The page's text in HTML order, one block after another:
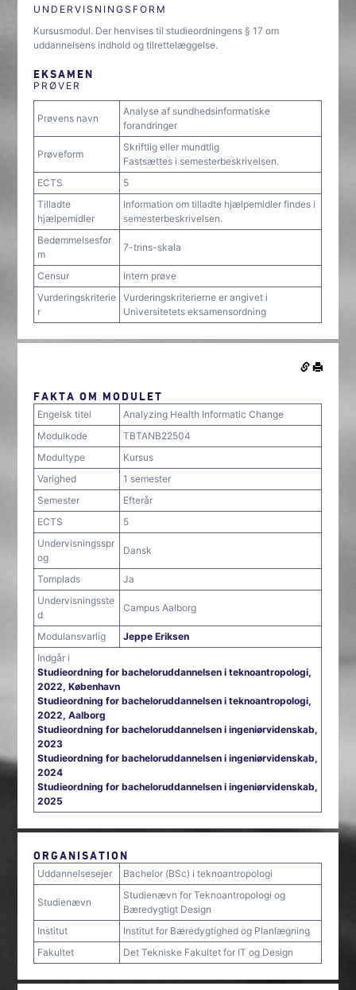
UNDERVISNINGSFORM
Kursusmodul. Der henvises til studieordningens § 17 om
uddannelsens indhold og tilrettelæggelse.
EKSAMEN
PRØVER
Prøvens navn
Analyse af sundhedsinformatiske
forandringer
Prøveform
Skriftlig eller mundtlig
Fastsættes i semesterbeskrivelsen.
ECTS
5
Tilladte
hjælpemidler
Information om tilladte hjælpemidler findes i
semesterbeskrivelsen.
Bedømmelsesfor
m
7-trins-skala
Censur
Intern prøve
Vurderingskriterie
r
Vurderingskriterierne er angivet i
Universitetets eksamensordning
FAKTA OM MODULET
Engelsk titel
Analyzing Health Informatic Change
Modulkode
TBTANB22504
Modultype
Kursus
Varighed
1 semester
Semester
Efterår
ECTS
5
Undervisningsspr
og
Dansk
Tomplads
Ja
Undervisningsste
d
Campus Aalborg
Modulansvarlig
Jeppe Eriksen
Indgår i
Studieordning for bacheloruddannelsen i teknoantropologi,
2022, København
Studieordning for bacheloruddannelsen i teknoantropologi,
2022, Aalborg
Studieordning for bacheloruddannelsen i ingeniørvidenskab,
2023
Studieordning for bacheloruddannelsen i ingeniørvidenskab,
2024
Studieordning for bacheloruddannelsen i ingeniørvidenskab,
2025
ORGANISATION
Uddannelsesejer Bachelor (BSc) i teknoantropologi
Studienævn
Studienævn for Teknoantropologi og
Bæredygtigt Design
Institut
Institut for Bæredygtighed og Planlægning
Fakultet
Det Tekniske Fakultet for IT og Design